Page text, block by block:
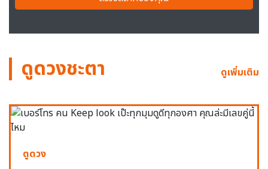
ดูดวงชะตา ดูเพิ่มเติม
ดูดวง